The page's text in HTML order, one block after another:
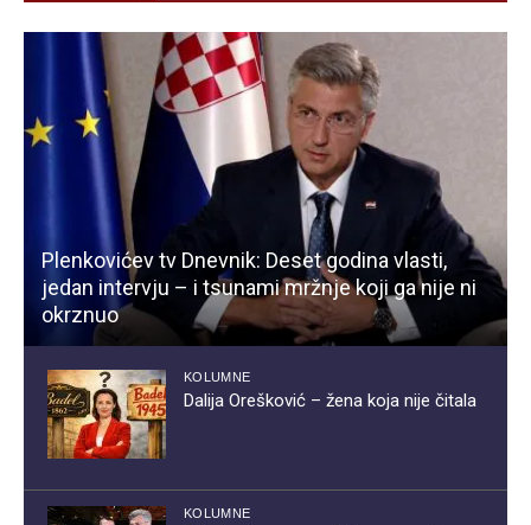
Plenkovićev tv Dnevnik: Deset godina vlasti,
jedan intervju – i tsunami mržnje koji ga nije ni
okrznuo
KOLUMNE
Dalija Orešković – žena koja nije čitala
KOLUMNE